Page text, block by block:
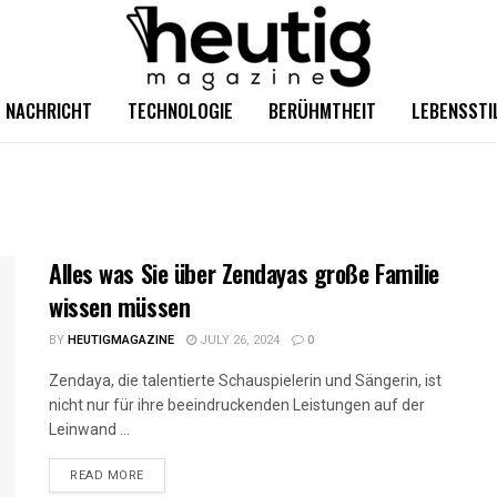
NACHRICHT TECHNOLOGIE BERÜHMTHEIT
Alles was Sie über Zendayas große Familie
wissen müssen
BYHEUTIGMAGAZINE JULY 26, 2024 0
Zendaya, die talentierte Schauspielerin und Sängerin, ist
nicht nur für ihre beeindruckenden Leistungen auf der
Leinwand ...
READ MORE